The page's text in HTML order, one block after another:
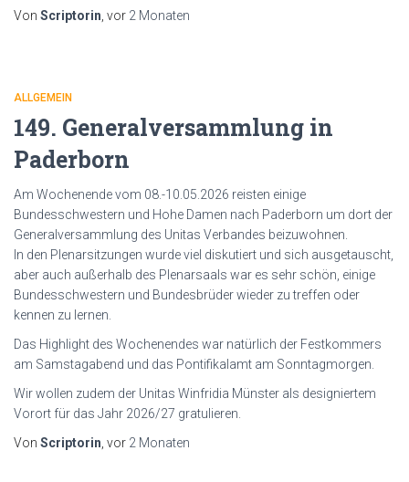
Von Scriptorin , vor 2 Monaten
ALLGEMEIN
149. Generalversammlung in
Paderborn
Am Wochenende vom 08.-10.05.2026 reisten einige
Bundesschwestern und Hohe Damen nach Paderborn um dort der
Generalversammlung des Unitas Verbandes beizuwohnen.
In den Plenarsitzungen wurde viel diskutiert und sich ausgetauscht,
aber auch außerhalb des Plenarsaals war es sehr schön, einige
Bundesschwestern und Bundesbrüder wieder zu treffen oder
kennen zu lernen.
Das Highlight des Wochenendes war natürlich der Festkommers
am Samstagabend und das Pontifikalamt am Sonntagmorgen.
Wir wollen zudem der Unitas Winfridia Münster als designiertem
Vorort für das Jahr 2026/27 gratulieren.
Von Scriptorin , vor 2 Monaten